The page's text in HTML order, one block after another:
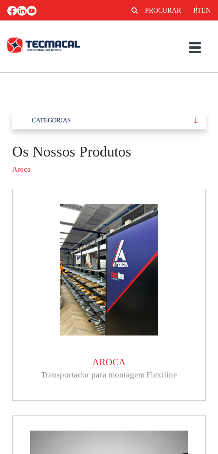
EN
PT
PROCURAR
CATEGORIAS
Os Nossos Produtos
Aroca
AROCA
Transportador para montagem Flexiline